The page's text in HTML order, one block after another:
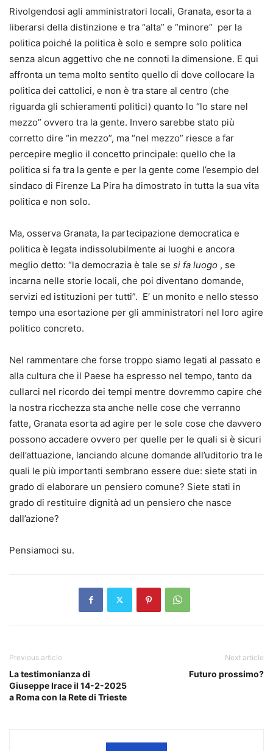
Rivolgendosi agli amministratori locali, Granata, esorta a
liberarsi della distinzione e tra “alta” e “minore” per la
politica poiché la politica è solo e sempre solo politica
senza alcun aggettivo che ne connoti la dimensione. E qui
affronta un tema molto sentito quello di dove collocare la
politica dei cattolici, e non è tra stare al centro (che
riguarda gli schieramenti politici) quanto lo “lo stare nel
mezzo” ovvero tra la gente. Invero sarebbe stato più
corretto dire “in mezzo”, ma “nel mezzo” riesce a far
percepire meglio il concetto principale: quello che la
politica si fa tra la gente e per la gente come l’esempio del
sindaco di Firenze La Pira ha dimostrato in tutta la sua vita
politica e non solo.
Ma, osserva Granata, la partecipazione democratica e
politica è legata indissolubilmente ai luoghi e ancora
meglio detto: “la democrazia è tale se si fa luogo , se
incarna nelle storie locali, che poi diventano domande,
servizi ed istituzioni per tutti”. E’ un monito e nello stesso
tempo una esortazione per gli amministratori nel loro agire
politico concreto.
Nel rammentare che forse troppo siamo legati al passato e
alla cultura che il Paese ha espresso nel tempo, tanto da
cullarci nel ricordo dei tempi mentre dovremmo capire che
la nostra ricchezza sta anche nelle cose che verranno
fatte, Granata esorta ad agire per le sole cose che davvero
possono accadere ovvero per quelle per le quali si è sicuri
dell’attuazione, lanciando alcune domande all’uditorio tra le
quali le più importanti sembrano essere due: siete stati in
grado di elaborare un pensiero comune? Siete stati in
grado di restituire dignità ad un pensiero che nasce
dall’azione?
Pensiamoci su.
Previous article
La testimonianza di
Giuseppe Irace il 14-2-2025
a Roma con la Rete di Trieste
Next article
Futuro prossimo?